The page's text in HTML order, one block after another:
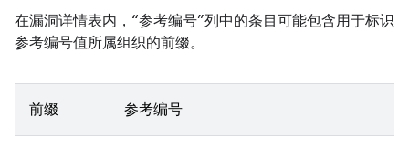
在漏洞详情表内，“参考编号”列中的条目可能包含用于标识
参考编号值所属组织的前缀。
前缀 参考编号